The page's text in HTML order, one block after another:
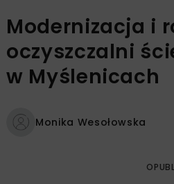
Modernizacja i
oczyszczalni
w Myślenicach
Monika Wesołowska